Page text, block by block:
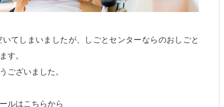
てしまいましたが、しごとセンターならのおしごと
す。
ございました。
ルはこちらから